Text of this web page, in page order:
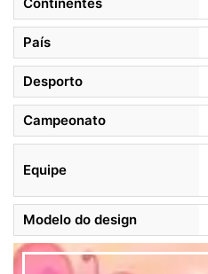
País
Desporto
Campeonato
Equipe
Modelo do design